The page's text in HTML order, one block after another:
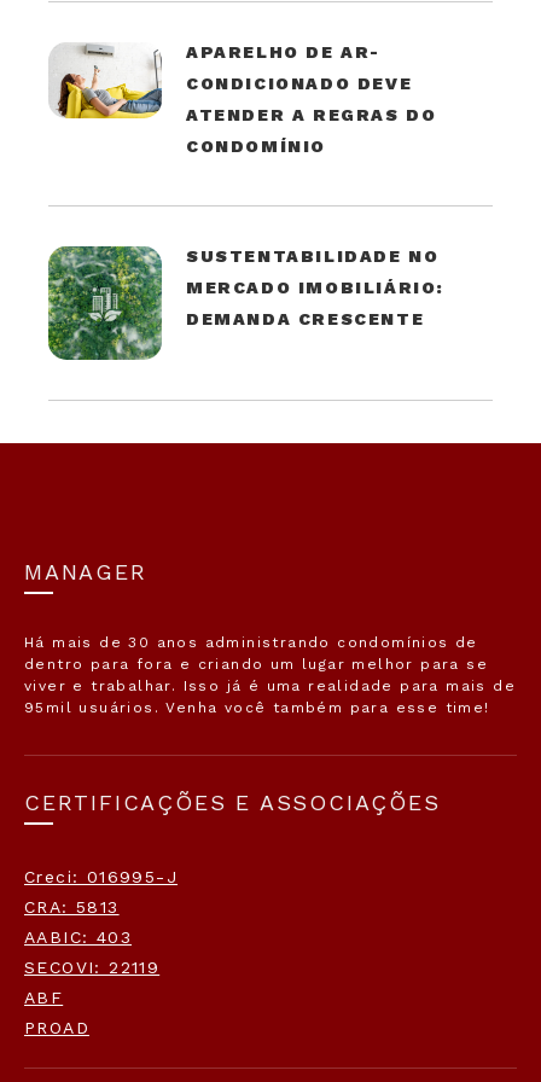
APARELHO DE AR-
CONDICIONADO DEVE
ATENDER A REGRAS DO
CONDOMÍNIO
SUSTENTABILIDADE NO
MERCADO IMOBILIÁRIO:
DEMANDA CRESCENTE
MANAGER
Há mais de 30 anos administrando condomínios de
dentro para fora e criando um lugar melhor para se
viver e trabalhar. Isso já é uma realidade para mais de
95mil usuários. Venha você também para esse time!
CERTIFICAÇÕES E ASSOCIAÇÕES
Creci: 016995-J
CRA: 5813
AABIC: 403
SECOVI: 22119
ABF
PROAD